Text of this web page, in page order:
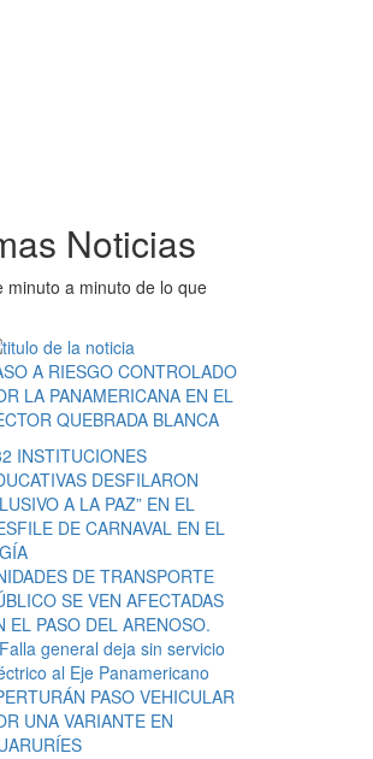
Noticias
minuto a minuto de lo que
A RIESGO CONTROLADO
LA PANAMERICANA EN EL
QUEBRADA BLANCA
INSTITUCIONES
DESFILARON
A LA PAZ” EN EL
DE CARNAVAL EN EL
DE TRANSPORTE
SE VEN AFECTADAS
EL PASO DEL ARENOSO.
general deja sin servicio
al Eje Panamericano
PASO VEHICULAR
UNA VARIANTE EN